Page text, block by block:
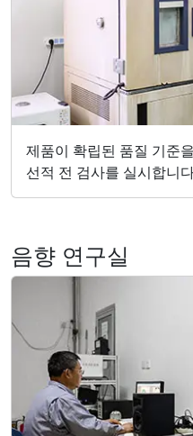
제품이 확립된 품질 기준
선적 전 검사를 실시합니
음향 연구실